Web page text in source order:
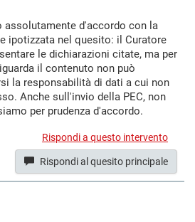
assolutamente d'accordo con la
ipotizzata nel quesito: il Curatore
le dichiarazioni citate, ma per
il contenuto non può
la responsabilità di dati a cui non
Anche sull'invio della PEC, non
per prudenza d'accordo.
Rispondi a questo intervento
Rispondi al quesito principale